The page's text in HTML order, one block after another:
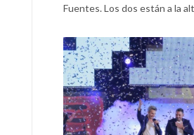
Fuentes. Los dos están a la